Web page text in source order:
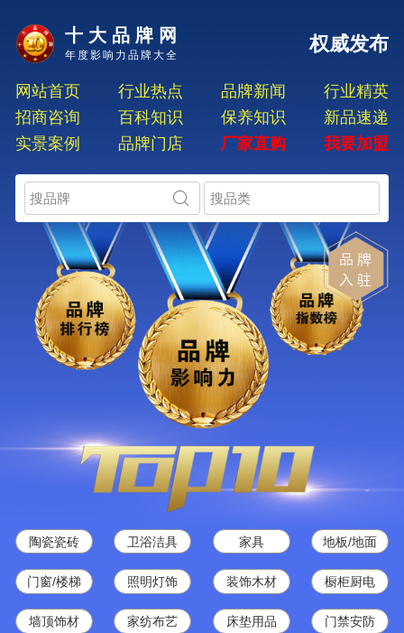
十大品牌网
年度影响力品牌大全
权威发布
网站首页 行业热点 品牌新闻
行业精英
招商咨询
百科知识 保养知识
新品速递
实景案例
品牌门店 厂家直购 我要加盟
陶瓷瓷砖 卫浴洁具 家具 地板/地面
门窗/楼梯 照明灯饰 装饰木材 橱柜厨电
墙顶饰材 家纺布艺 床垫用品 门禁安防